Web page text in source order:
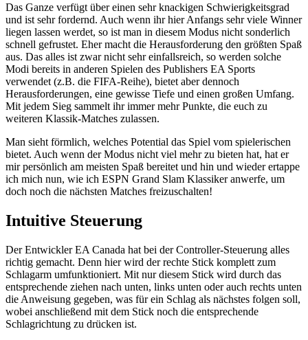
Das Ganze verfügt über einen sehr knackigen Schwierigkeitsgrad
und ist sehr fordernd. Auch wenn ihr hier Anfangs sehr viele Winner
liegen lassen werdet, so ist man in diesem Modus nicht sonderlich
schnell gefrustet. Eher macht die Herausforderung den größten Spaß
aus. Das alles ist zwar nicht sehr einfallsreich, so werden solche
Modi bereits in anderen Spielen des Publishers EA Sports
verwendet (z.B. die FIFA-Reihe), bietet aber dennoch
Herausforderungen, eine gewisse Tiefe und einen großen Umfang.
Mit jedem Sieg sammelt ihr immer mehr Punkte, die euch zu
weiteren Klassik-Matches zulassen.
Man sieht förmlich, welches Potential das Spiel vom spielerischen
bietet. Auch wenn der Modus nicht viel mehr zu bieten hat, hat er
mir persönlich am meisten Spaß bereitet und hin und wieder ertappe
ich mich nun, wie ich ESPN Grand Slam Klassiker anwerfe, um
doch noch die nächsten Matches freizuschalten!
Intuitive Steuerung
Der Entwickler EA Canada hat bei der Controller-Steuerung alles
richtig gemacht. Denn hier wird der rechte Stick komplett zum
Schlagarm umfunktioniert. Mit nur diesem Stick wird durch das
entsprechende ziehen nach unten, links unten oder auch rechts unten
die Anweisung gegeben, was für ein Schlag als nächstes folgen soll,
wobei anschließend mit dem Stick noch die entsprechende
Schlagrichtung zu drücken ist.